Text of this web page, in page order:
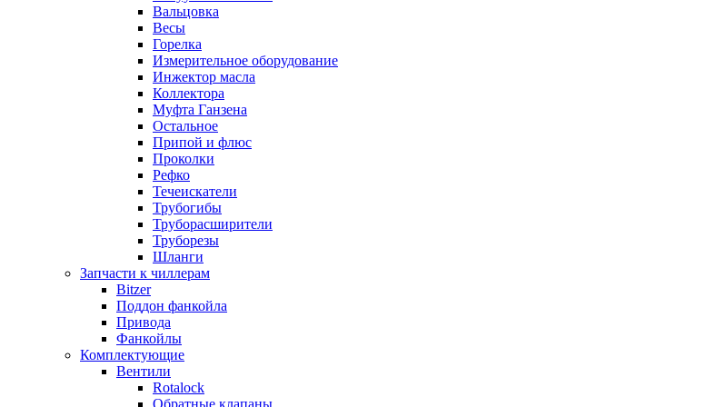
Вальцовка
Весы
Горелка
Измерительное оборудование
Инжектор масла
Коллектора
Муфта Ганзена
Остальное
Припой и флюс
Проколки
Рефко
Течеискатели
Трубогибы
Труборасширители
Труборезы
Шланги
Запчасти к чиллерам
Bitzer
Поддон фанкойла
Привода
Фанкойлы
Комплектующие
Вентили
Rotalock
Обратные клапаны